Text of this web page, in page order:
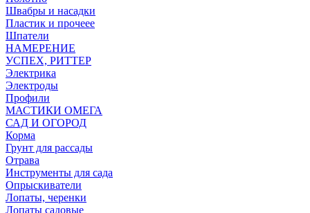
Швабры и насадки
Пластик и прочеее
Шпатели
НАМЕРЕНИЕ
УСПЕХ, РИТТЕР
Электрика
Электроды
Профили
МАСТИКИ ОМЕГА
САД И ОГОРОД
Корма
Грунт для рассады
Отрава
Инструменты для сада
Опрыскиватели
Лопаты, черенки
Лопаты садовые